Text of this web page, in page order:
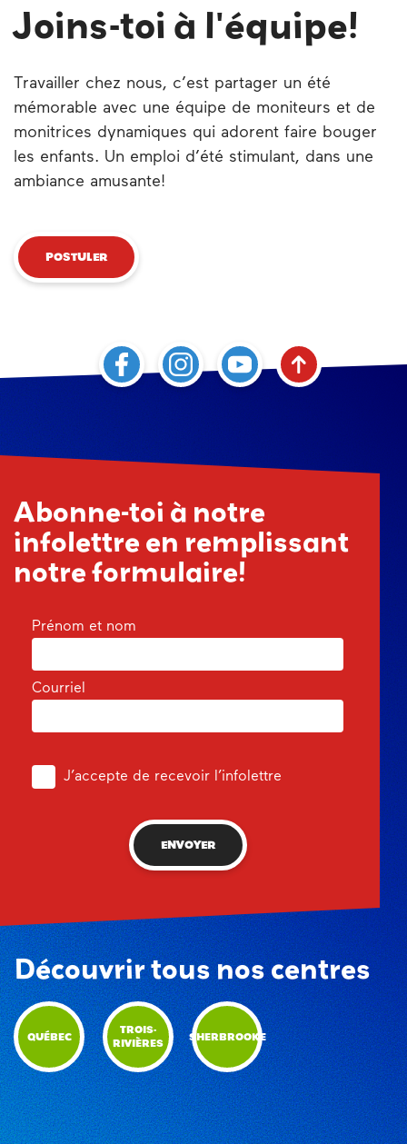
Joins-toi à l'équipe!
Travailler chez nous, c’est partager un été
mémorable avec une équipe de moniteurs et de
monitrices dynamiques qui adorent faire bouger
les enfants. Un emploi d’été stimulant, dans une
ambiance amusante!
POSTULER
Abonne-toi à notre
infolettre en remplissant
notre formulaire!
Prénom et nom
Courriel
J’accepte de recevoir l’infolettre
ENVOYER
Découvrir tous nos centres
QUÉBEC
TROIS-
RIVIÈRES
SHERBROOKE